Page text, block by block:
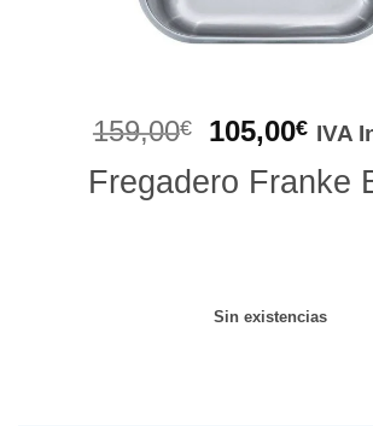
159,00€
El
original
105,00€El
IVA
Fregadero Franke
Sin existencias